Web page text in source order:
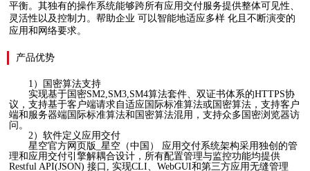
平衡。其独有的操作系统能够跨所有应用交付服务提供整体可见性、
灵活性以及控制力。帮助企业 可以智能地适应多样 化且不断演变的
应用和网络要求。
产品优势
1）
国密算法支持
实现基于国密SM2,SM3,SM4算法套件、双证书体系的HTTPS协
议，支持基于客户端请求自适应国际标准算法或国密算法，支持客户
端和服务器端国际标准算法和国密算法混用，支持众多国密浏览器访
问。
2）软件定义应用交付
星空官方网页版_星空（中国） 应用交付系统架构采用独创的管
理和应用交付引擎解耦合设计，所有配置管理与监控功能均提供
Restful API(JSON) 接口, 实现CLI、WebGUI和第三方应用无缝管理